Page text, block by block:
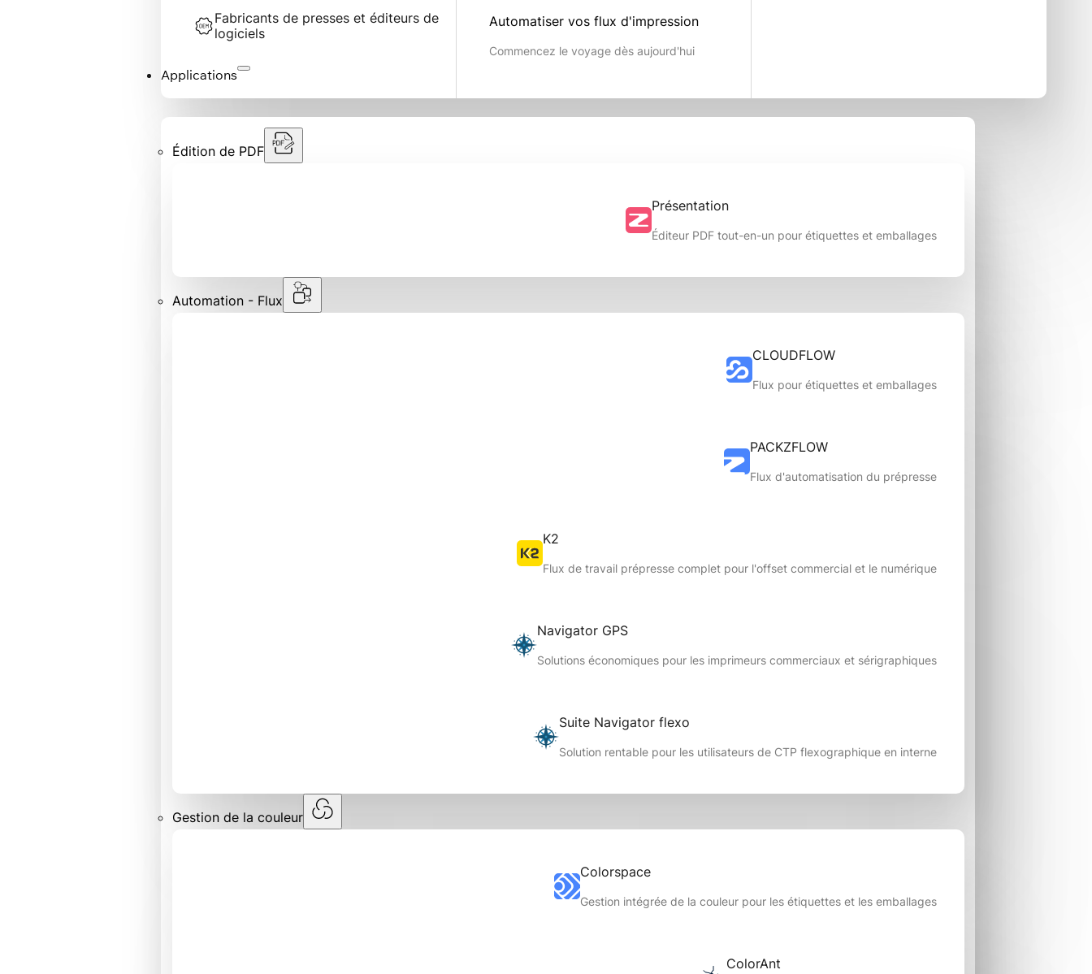
Fabricants de presses et éditeurs de
logiciels
Automatiser vos flux d'impression
Commencez le voyage dès aujourd'hui
Applications
Édition de PDF
Présentation
Éditeur PDF tout-en-un pour étiquettes et emballages
Automation - Flux
CLOUDFLOW
Flux pour étiquettes et emballages
PACKZFLOW
Flux d'automatisation du prépresse
K2
Flux de travail prépresse complet pour l'offset commercial et le numérique
Navigator GPS
Solutions économiques pour les imprimeurs commerciaux et sérigraphiques
Suite Navigator flexo
Solution rentable pour les utilisateurs de CTP flexographique en interne
Gestion de la couleur
Colorspace
Gestion intégrée de la couleur pour les étiquettes et les emballages
ColorAnt